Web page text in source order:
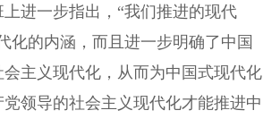
进一步指出，“我们推进的现代
化的内涵，而且进一步明确了中国
主义现代化，从而为中国式现代化
领导的社会主义现代化才能推进中